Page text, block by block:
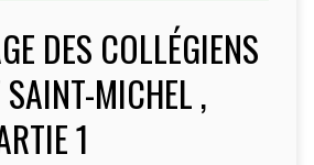
DES COLLÉGIENS
MICHEL ,
1